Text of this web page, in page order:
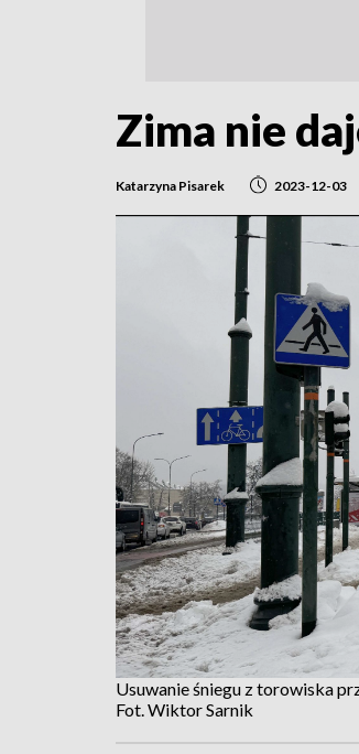
Zima nie
Katarzyna Pisarek 2023-12-03
Usuwanie śniegu z torowiska
Fot. Wiktor Sarnik